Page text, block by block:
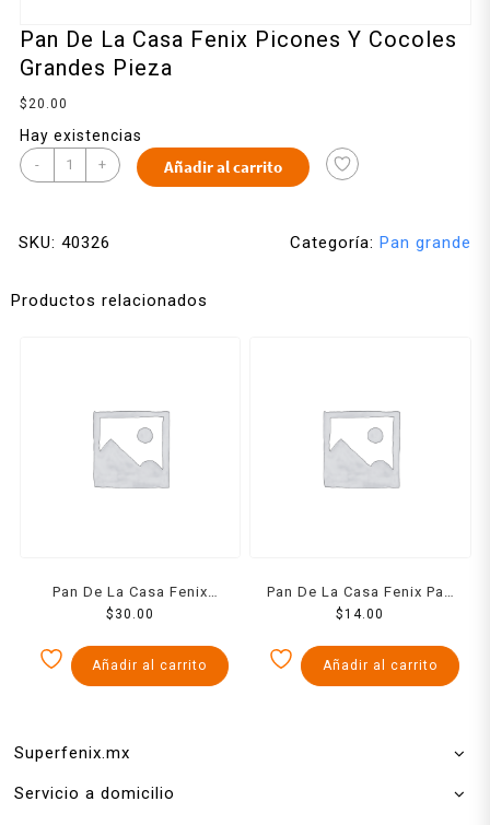
Pan De La Casa Fenix Picones Y Cocoles
Grandes Pieza
$20.00
Hay existencias
- + Añadir al carrito
SKU: 40326 Categoría: Pan grande
Productos relacionados
Pan De La Casa Fenix
Concha Jumbo Pieza
$ 30.00
Añadir al carrito
Pan De La Casa Fenix Pan
De Agua Grande Pieza
$14.00
Añadir al carrito
Superfenix.mx
Servicio a domicilio